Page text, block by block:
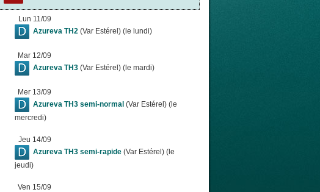
Lun 11/09
Azureva TH2 (Var Estérel) (le lundi)
Mar 12/09
Azureva TH3 (Var Estérel) (le mardi)
Mer 13/09
Azureva TH3 semi-normal (Var Estérel) (le
mercredi)
Jeu 14/09
Azureva TH3 semi-rapide (Var Estérel) (le
jeudi)
Ven 15/09